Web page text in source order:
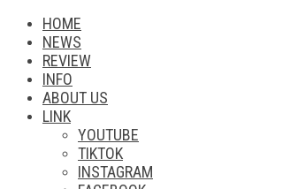
HOME
NEWS
REVIEW
INFO
ABOUT US
LINK
YOUTUBE
TIKTOK
INSTAGRAM